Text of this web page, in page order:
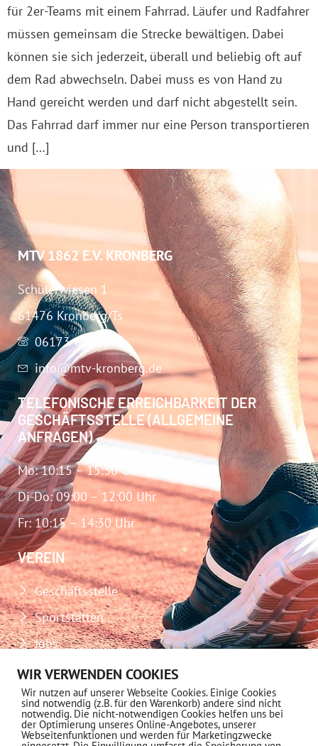
für 2er-Teams mit einem Fahrrad. Läufer und Radfahrer
müssen gemeinsam die Strecke bewältigen. Dabei
können sie sich jederzeit, überall und beliebig oft auf
dem Rad abwechseln. Dabei muss es von Hand zu
Hand gereicht werden und darf nicht abgestellt sein.
Das Fahrrad darf immer nur eine Person transportieren
und […]
MTV 1862 E.V. KRONBERG
Schülerwiesen 1
61476 Kronberg/Ts
06173-67283
info@mtv-kronberg.de
TELEFONISCHE ERREICHBARKEIT DER
GESCHÄFTSSTELLE (ALLGEMEINE
ANFRAGEN)
Mo: 10:15 – 15:30 Uhr
Di-Do: 09:00 – 12:00 Uhr
Fr: 10:15 – 14:30 Uhr
VEREIN
Geschäftsstelle
Sportstätten
Jobs
Download-Center
Impressum
Datenschutz
WIR VERWENDEN COOKIES
Wir nutzen auf unserer Webseite Cookies. Einige Cookies
sind notwendig (z.B. für den Warenkorb) andere sind nicht
notwendig. Die nicht-notwendigen Cookies helfen uns bei
der Optimierung unseres Online-Angebotes, unserer
Webseitenfunktionen und werden für Marketingzwecke